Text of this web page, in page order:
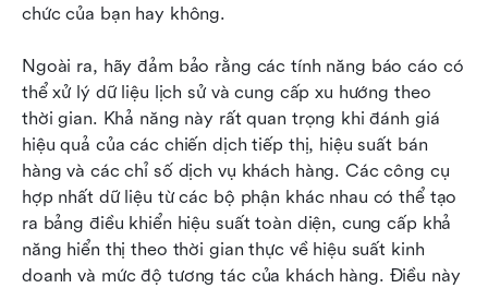
chức của bạn hay không.
Ngoài ra, hãy đảm bảo rằng các tính năng báo cáo có
thể xử lý dữ liệu lịch sử và cung cấp xu hướng theo
thời gian. Khả năng này rất quan trọng khi đánh giá
hiệu quả của các chiến dịch tiếp thị, hiệu suất bán
hàng và các chỉ số dịch vụ khách hàng. Các công cụ
hợp nhất dữ liệu từ các bộ phận khác nhau có thể tạo
ra bảng điều khiển hiệu suất toàn diện, cung cấp khả
năng hiển thị theo thời gian thực về hiệu suất kinh
doanh và mức độ tương tác của khách hàng. Điều này